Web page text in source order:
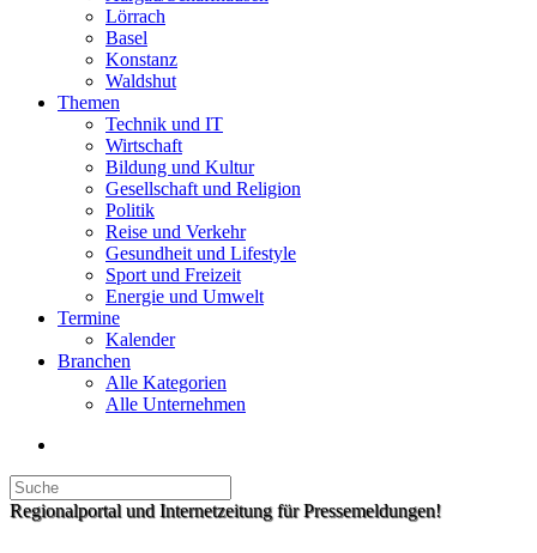
Lörrach
Basel
Konstanz
Waldshut
Themen
Technik und IT
Wirtschaft
Bildung und Kultur
Gesellschaft und Religion
Politik
Reise und Verkehr
Gesundheit und Lifestyle
Sport und Freizeit
Energie und Umwelt
Termine
Kalender
Branchen
Alle Kategorien
Alle Unternehmen
Regionalportal und Internetzeitung für Pressemeldungen!